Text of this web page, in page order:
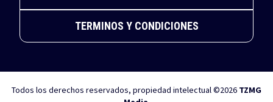
TERMINOS Y CONDICIONES
Todos los derechos reservados, propiedad intelectual ©2026 TZMG